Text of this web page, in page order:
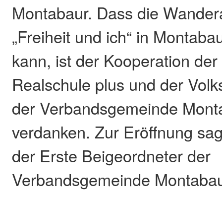
Montabaur. Dass die
„Freiheit und ich“ in
kann, ist der Kooperation
Realschule plus und der
der Verbandsgemeinde
verdanken. Zur Eröffnung
der Erste Beigeordneter der
Verbandsgemeinde